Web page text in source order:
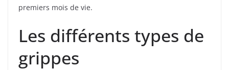
premiers mois de vie.
Les différents types de
grippes